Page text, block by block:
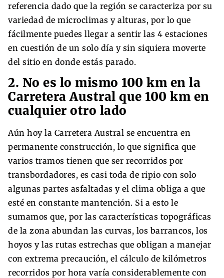
referencia dado que la región se caracteriza por su
variedad de microclimas y alturas, por lo que
fácilmente puedes llegar a sentir las 4 estaciones
en cuestión de un solo día y sin siquiera moverte
del sitio en donde estás parado.
2. No es lo mismo 100 km en la
Carretera Austral que 100 km en
cualquier otro lado
Aún hoy la Carretera Austral se encuentra en
permanente construcción, lo que significa que
varios tramos tienen que ser recorridos por
transbordadores, es casi toda de ripio con solo
algunas partes asfaltadas y el clima obliga a que
esté en constante mantención. Si a esto le
sumamos que, por las características topográficas
de la zona abundan las curvas, los barrancos, los
hoyos y las rutas estrechas que obligan a manejar
con extrema precaución, el cálculo de kilómetros
recorridos por hora varía considerablemente con